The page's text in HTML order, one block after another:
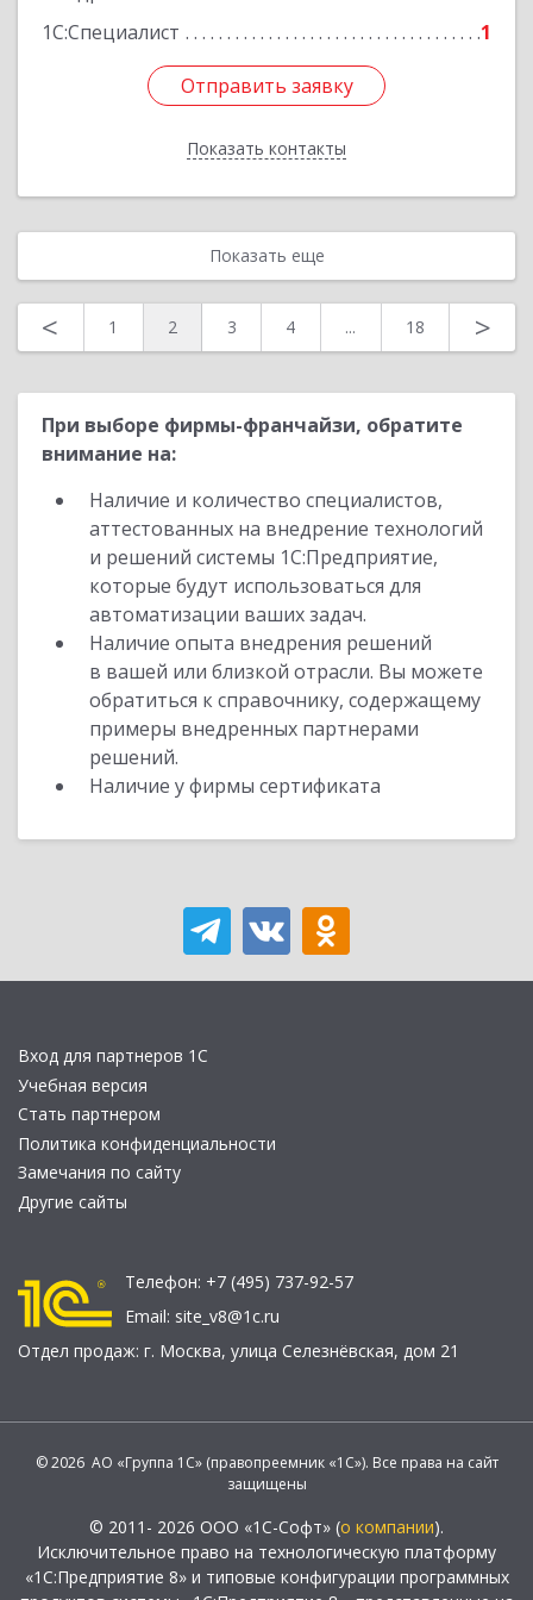
1С:Специалист
1
Отправить заявку
Показать контакты
Отправить заявку
Назад
Показать еще
< 1 2 3 4 ... 18 >
При выборе фирмы-франчайзи, обратите
внимание на:
Наличие и количество специалистов,
аттестованных на внедрение технологий
и решений системы 1С:Предприятие,
которые будут использоваться для
автоматизации ваших задач.
Наличие опыта внедрения решений
в вашей или близкой отрасли. Вы можете
обратиться к справочнику, содержащему
примеры внедренных партнерами
решений.
Наличие у фирмы сертификата
Вход для партнеров 1С
Учебная версия
Стать партнером
Политика конфиденциальности
Замечания по сайту
Другие сайты
Телефон: +7 (495) 737-92-57
Email: site_v8@1c.ru
Отдел продаж: г. Москва, улица Селезнёвская, дом 21
© 2026 АО «Группа 1С» (правопреемник «1С»). Все права на сайт
защищены
© 2011- 2026 ООО «1С-Софт» (о компании).
Исключительное право на технологическую платформу
«1С:Предприятие 8» и типовые конфигурации программных